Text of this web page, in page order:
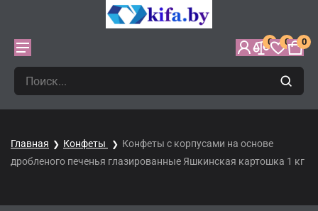
0 0 0
Главная Конфеты
Конфеты с корпусами на основе
дробленого печенья глазированные Яшкинская картошка 1 кг